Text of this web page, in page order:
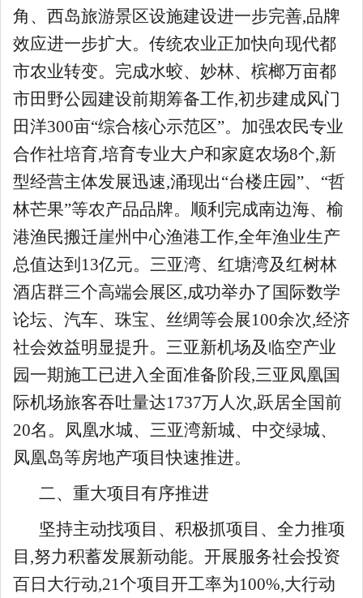
角、西岛旅游景区设施建设进一步完善,品牌
效应进一步扩大。传统农业正加快向现代都
市农业转变。完成水蛟、妙林、槟榔万亩都
市田野公园建设前期筹备工作,初步建成风门
田洋300亩“综合核心示范区”。加强农民专业
合作社培育,培育专业大户和家庭农场8个,新
型经营主体发展迅速,涌现出“台楼庄园”、“哲
林芒果”等农产品品牌。顺利完成南边海、榆
港渔民搬迁崖州中心渔港工作,全年渔业生产
总值达到13亿元。三亚湾、红塘湾及红树林
酒店群三个高端会展区,成功举办了国际数学
论坛、汽车、珠宝、丝绸等会展100余次,经济
社会效益明显提升。三亚新机场及临空产业
园一期施工已进入全面准备阶段,三亚凤凰国
际机场旅客吞吐量达1737万人次,跃居全国前
20名。凤凰水城、三亚湾新城、中交绿城、
凤凰岛等房地产项目快速推进。
二、重大项目有序推进
坚持主动找项目、积极抓项目、全力推项
目,努力积蓄发展新动能。开展服务社会投资
百日大行动,21个项目开工率为100%,大行动